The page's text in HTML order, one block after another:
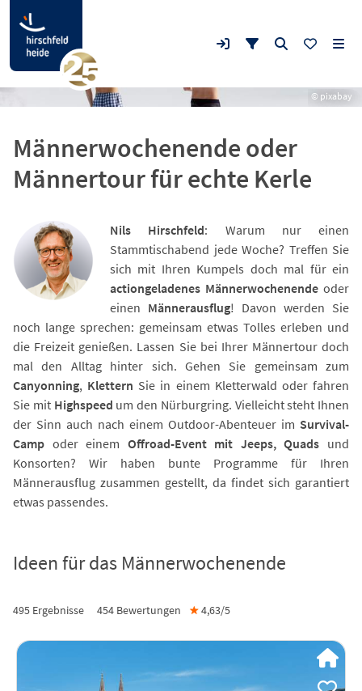
© pixabay
Männerwochenende oder
Männertour für echte Kerle
Nils Hirschfeld: Warum nur einen
Stammtischabend jede Woche? Treffen Sie
sich mit Ihren Kumpels doch mal für ein
actiongeladenes Männerwochenende oder
einen Männerausflug! Davon werden Sie
noch lange sprechen: gemeinsam etwas Tolles erleben und
die Freizeit genießen. Lassen Sie bei Ihrer Männertour doch
mal den Alltag hinter sich. Gehen Sie gemeinsam zum
Canyonning, Klettern Sie in einem Kletterwald oder fahren
Sie mit Highspeed um den Nürburgring. Vielleicht steht Ihnen
der Sinn auch nach einem Outdoor-Abenteuer im Survival-
Camp oder einem Offroad-Event mit Jeeps, Quads und
Konsorten? Wir haben bunte Programme für Ihren
Männerausflug zusammen gestellt, da findet sich garantiert
etwas passendes.
Ideen für das Männerwochenende
495 Ergebnisse 454 Bewertungen ★4,63/5